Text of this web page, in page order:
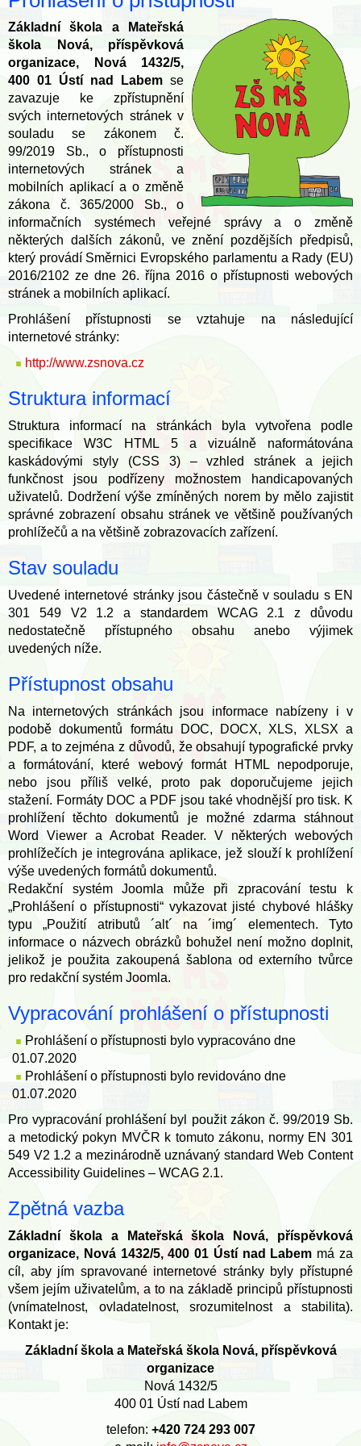
Základní škola a Mateřská
škola Nová, příspěvková
organizace, Nová 1432/5,
400 01 Ústí nad Labem se
zavazuje ke zpřístupnění
svých internetových stránek v
souladu se zákonem č.
99/2019 Sb., o přístupnosti
internetových stránek a
mobilních aplikací a o změně
zákona č. 365/2000 Sb., o
informačních systémech veřejné správy a o změně
některých dalších zákonů, ve znění pozdějších předpisů,
který provádí Směrnici Evropského parlamentu a Rady (EU)
2016/2102 ze dne 26. října 2016 o přístupnosti webových
stránek a mobilních aplikací.
Prohlášení přístupnosti se vztahuje na následující
internetové stránky:
http://www.zsnova.cz
Struktura informací
Struktura informací na stránkách byla vytvořena podle
specifikace W3C HTML 5 a vizuálně naformátována
kaskádovými styly (CSS 3) – vzhled stránek a jejich
funkčnost jsou podřízeny možnostem handicapovaných
uživatelů. Dodržení výše zmíněných norem by mělo zajistit
správné zobrazení obsahu stránek ve většině používaných
prohlížečů a na většině zobrazovacích zařízení.
Stav souladu
Uvedené internetové stránky jsou částečně v souladu s EN
301 549 V2 1.2 a standardem WCAG 2.1 z důvodu
nedostatečně přístupného obsahu anebo výjimek
uvedených níže.
Přístupnost obsahu
Na internetových stránkách jsou informace nabízeny i v
podobě dokumentů formátu DOC, DOCX, XLS, XLSX a
PDF, a to zejména z důvodů, že obsahují typografické prvky
a formátování, které webový formát HTML nepodporuje,
nebo jsou příliš velké, proto pak doporučujeme jejich
stažení. Formáty DOC a PDF jsou také vhodnější pro tisk. K
prohlížení těchto dokumentů je možné zdarma stáhnout
Word Viewer a Acrobat Reader. V některých webových
prohlížečích je integrována aplikace, jež slouží k prohlížení
výše uvedených formátů dokumentů.
Redakční systém Joomla může při zpracování testu k
„Prohlášení o přístupnosti“ vykazovat jisté chybové hlášky
typu „Použití atributů ´alt´ na ´img´ elementech. Tyto
informace o názvech obrázků bohužel není možno doplnit,
jelikož je použita zakoupená šablona od externího tvůrce
pro redakční systém Joomla.
Vypracování prohlášení o přístupnosti
Prohlášení o přístupnosti bylo vypracováno dne
01.07.2020
Prohlášení o přístupnosti bylo revidováno dne
01.07.2020
Pro vypracování prohlášení byl použit zákon č. 99/2019 Sb.
a metodický pokyn MVČR k tomuto zákonu, normy EN 301
549 V2 1.2 a mezinárodně uznávaný standard Web Content
Accessibility Guidelines – WCAG 2.1.
Zpětná vazba
Základní škola a Mateřská škola Nová, příspěvková
organizace, Nová 1432/5, 400 01 Ústí nad Labem má za
cíl, aby jím spravované internetové stránky byly přístupné
všem jejím uživatelům, a to na základě principů přístupnosti
(vnímatelnost, ovladatelnost, srozumitelnost a stabilita).
Kontakt je:
Základní škola a Mateřská škola Nová, příspěvková
organizace
Nová 1432/5
400 01 Ústí nad Labem
telefon: +420 724 293 007